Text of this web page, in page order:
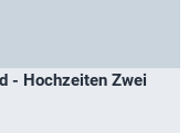
- Hochzeiten Zwei